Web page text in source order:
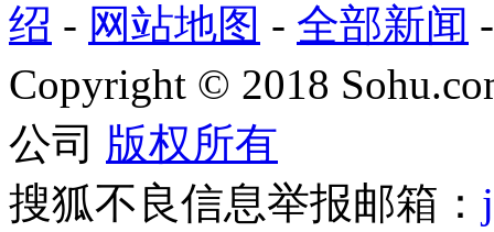
绍 - 网站地图 - 全部新闻
Copyright © 2018
公司 版权所有
搜狐不良信息举报邮箱：